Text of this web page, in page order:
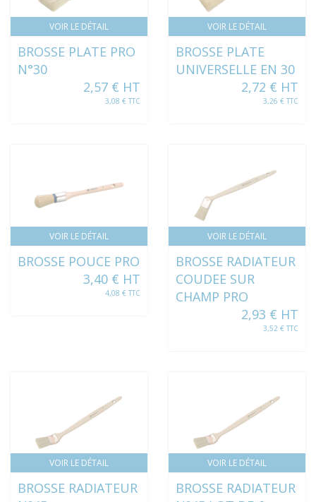
VOIR LE DÉTAIL
BROSSE PLATE PRO
N°30
2,57 € HT
3,08 € TTC
VOIR LE DÉTAIL
BROSSE PLATE
UNIVERSELLE EN 30
2,72 € HT
3,26 € TTC
VOIR LE DÉTAIL
BROSSE POUCE PRO
3,40 € HT
4,08 € TTC
VOIR LE DÉTAIL
BROSSE RADIATEUR
COUDEE SUR
CHAMP PRO
2,93 € HT
3,52 € TTC
VOIR LE DÉTAIL
BROSSE RADIATEUR
VOIR LE DÉTAIL
BROSSE RADIATEUR